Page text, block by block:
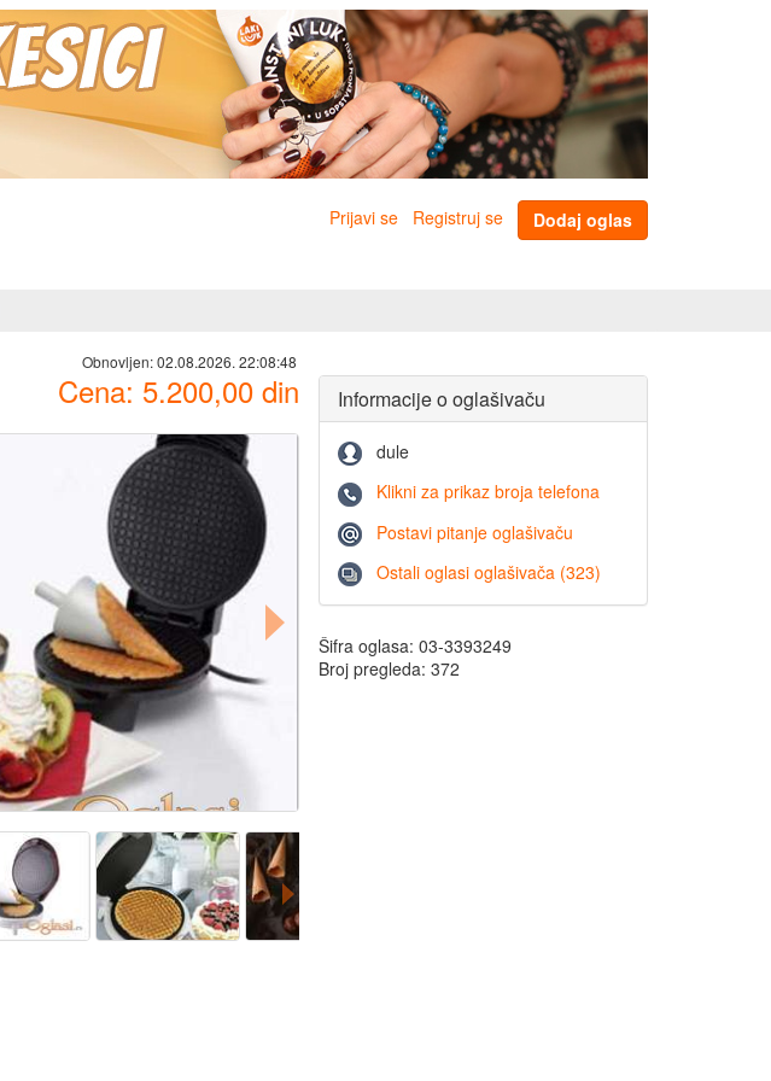
Prijavi se Registruj se Dodaj oglas
Obnovljen:02.08.2026. 22:08:48
Cena: 5.200,00 din Informacije o oglašivaču
dule
Klikni za prikaz broja telefona
Postavi pitanje oglašivaču
Ostali oglasi oglašivača (323)
Šifra oglasa: 03-3393249
Broj pregleda: 372